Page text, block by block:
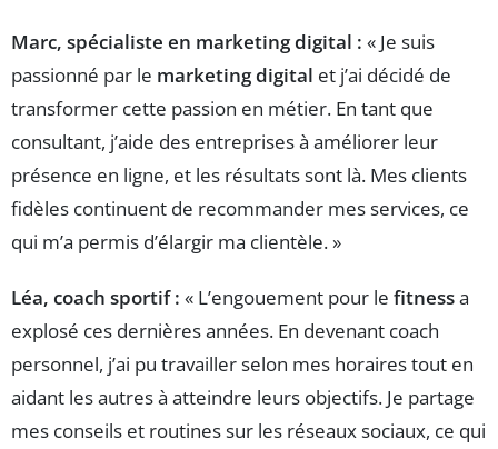
Marc, spécialiste en marketing digital : « Je suis
passionné par le marketing digital et j’ai décidé de
transformer cette passion en métier. En tant que
consultant, j’aide des entreprises à améliorer leur
présence en ligne, et les résultats sont là. Mes clients
fidèles continuent de recommander mes services, ce
qui m’a permis d’élargir ma clientèle. »
Léa, coach sportif : « L’engouement pour le fitnessa
explosé ces dernières années. En devenant coach
personnel, j’ai pu travailler selon mes horaires tout en
aidant les autres à atteindre leurs objectifs. Je partage
mes conseils et routines sur les réseaux sociaux, ce qui